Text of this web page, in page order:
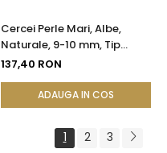
Cercei Perle Mari, Albe,
Naturale, 9-10 mm, Tip
Șurub, Argint 925 - Calitate
137,40 RON
ADAUGA IN COS
1 2 3